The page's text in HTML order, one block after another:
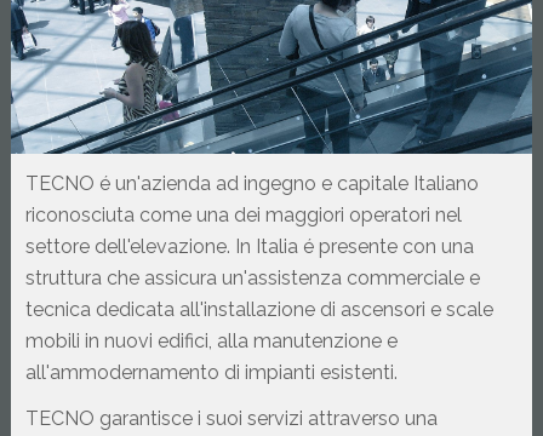
TECNO é un'azienda ad ingegno e capitale Italiano
riconosciuta come una dei maggiori operatori nel
settore dell'elevazione. In Italia é presente con una
struttura che assicura un'assistenza commerciale e
tecnica dedicata all'installazione di ascensori e scale
mobili in nuovi edifici, alla manutenzione e
all'ammodernamento di impianti esistenti.
TECNO garantisce i suoi servizi attraverso una